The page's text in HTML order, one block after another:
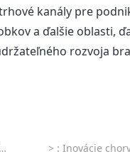
kanály pre
a ďalšie oblasti,
rozvoja
> : Inovácie